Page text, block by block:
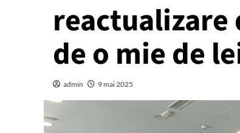
de o mie de
admin 9 mai 2025